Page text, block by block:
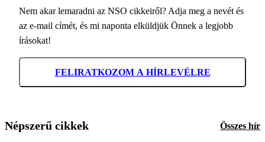
Nem akar lemaradni az NSO cikkeiről? Adja meg a nevét és
az e-mail címét, és mi naponta elküldjük Önnek a legjobb
írásokat!
FELIRATKOZOM A HÍRLEVÉLRE
Népszerű cikkek Összes hír